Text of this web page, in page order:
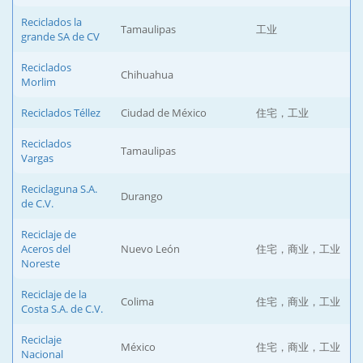
Reciclados la
grande SA de CV
Tamaulipas 工业
Reciclados
Morlim
Chihuahua
Reciclados Téllez Ciudad de México 住宅，工业
Reciclados
Vargas
Tamaulipas
Reciclaguna S.A.
de C.V.
Durango
Reciclaje de
Aceros del
Noreste
Nuevo León 住宅，商业，工业
Reciclaje de la
Costa S.A. de C.V.
Colima 住宅，商业，工业
Reciclaje
Nacional
México 住宅，商业，工业